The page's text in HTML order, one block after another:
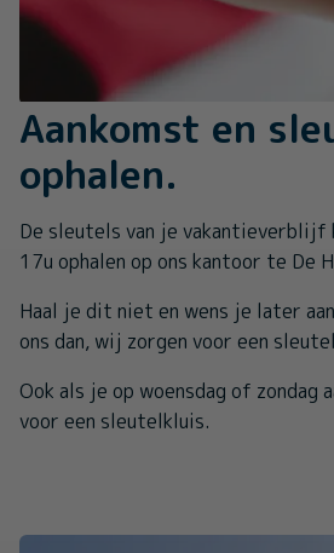
Aankomst en
ophalen.
De sleutels van je vakantieverblijf
17u ophalen op ons kantoor te De
Haal je dit niet en wens je later
ons dan, wij zorgen voor een
Ook als je op woensdag of zondag
voor een sleutelkluis.